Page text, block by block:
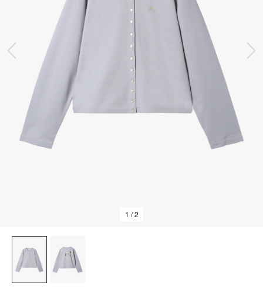
前の画像
1 / 2